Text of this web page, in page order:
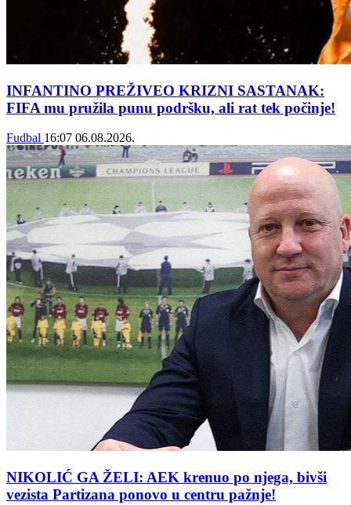
INFANTINO PREŽIVEO KRIZNI SASTANAK:
FIFA mu pružila punu podršku, ali rat tek počinje!
Fudbal 16:07 06.08.2026.
NIKOLIĆ GA ŽELI: AEK krenuo po njega, bivši
vezista Partizana ponovo u centru pažnje!